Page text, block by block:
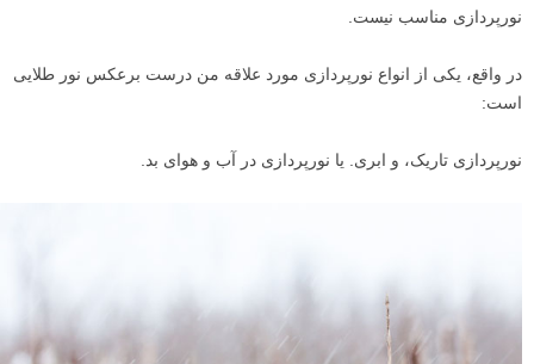
نورپردازی مناسب نیست.
در واقع، یکی از انواع نورپردازی مورد علاقه من درست برعکس نور طلایی
است:
نورپردازی تاریک، و ابری. یا نورپردازی در آب و هوای بد.